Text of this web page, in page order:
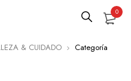
0
& CUIDADO
Categoría